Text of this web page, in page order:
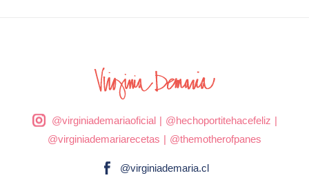
@virginiademariaoficial| @hechoportitehacefeliz |
@virginiademariarecetas | @themotherofpanes
@virginiademaria.cl